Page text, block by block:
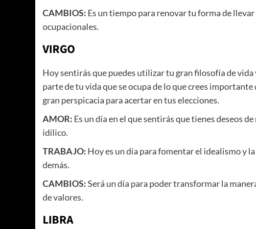
CAMBIOS: Es un tiempo para renovar tu forma de
ocupacionales.
VIRGO
Hoy sentirás que puedes utilizar tu gran filosofía de
parte de tu vida que se ocupa de lo que crees
gran perspicacia para acertar en tus elecciones.
AMOR: Es un día en el que sentirás que tienes deseos
idílico.
TRABAJO: Hoy es un día para fomentar el idealismo y
demás.
CAMBIOS:Será un día para poder transformar la
de valores.
LIBRA